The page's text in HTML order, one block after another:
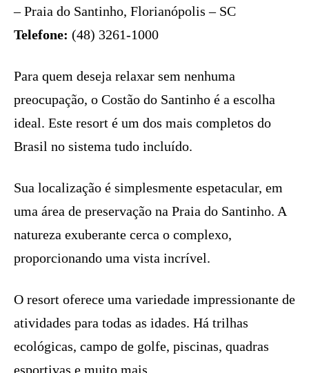
– Praia do Santinho, Florianópolis – SC
Telefone: (48) 3261-1000
Para quem deseja relaxar sem nenhuma
preocupação, o Costão do Santinho é a escolha
ideal. Este resort é um dos mais completos do
Brasil no sistema tudo incluído.
Sua localização é simplesmente espetacular, em
uma área de preservação na Praia do Santinho. A
natureza exuberante cerca o complexo,
proporcionando uma vista incrível.
O resort oferece uma variedade impressionante de
atividades para todas as idades. Há trilhas
ecológicas, campo de golfe, piscinas, quadras
esportivas e muito mais.